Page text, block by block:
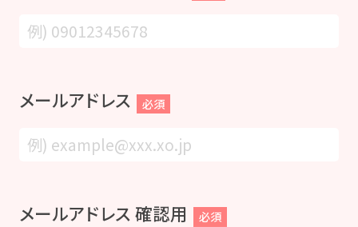
メールアドレス 必須
メールアドレス 確認用 必須